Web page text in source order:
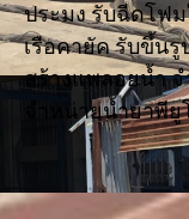
ประมง รับฉีดโฟ
เรือคายัค รับขึ้น
สร้างแพลอยน้ำ
จำหน่ายน้ำยาพี